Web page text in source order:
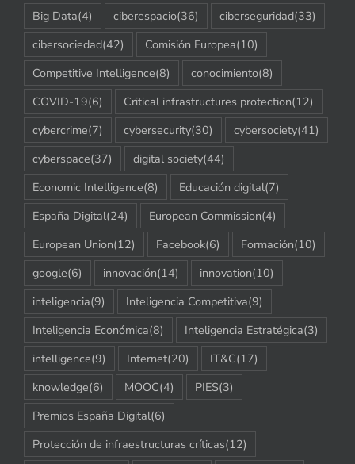
Big Data(4) ciberespacio(36) ciberseguridad(33)
cibersociedad(42) Comisión Europea(10)
Competitive Intelligence(8) conocimiento(8)
COVID-19(6) Critical infrastructures protection(12)
cybercrime(7) cybersecurity(30) cybersociety(41)
cyberspace(37) digital society(44)
Economic Intelligence(8) Educación digital(7)
España Digital(24) European Commission(4)
European Union(12) Facebook(6) Formación(10)
google(6) innovación(14) innovation(10)
inteligencia(9) Inteligencia Competitiva(9)
Inteligencia Económica(8) Inteligencia Estratégica(3)
intelligence(9) Internet(20) IT&C(17)
knowledge(6) MOOC(4) PIES(3)
Premios España Digital(6)
Protección de infraestructuras críticas(12)